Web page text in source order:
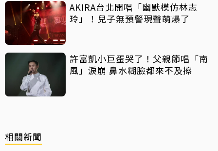
AKIRA台北開唱「幽默模仿林志
玲」！兒子無預警現聲萌爆了
許富凱小巨蛋哭了！父親節唱「南
風」淚崩 鼻水糊臉都來不及擦
相關新聞